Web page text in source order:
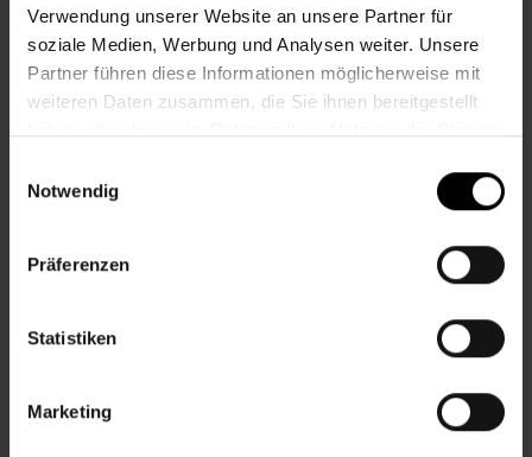
Verwendung unserer Website an unsere Partner für
soziale Medien, Werbung und Analysen weiter. Unsere
Partner führen diese Informationen möglicherweise mit
weiteren Daten zusammen, die Sie ihnen bereitgestellt
Notwendig
Präferenzen
Statistiken
Marketing
Kontakt
7., Schottenfeldgasse 29, Eingang 2
nbz7@wiener.hilfswerk.at
Nachbarschaftszentren
U6 – Westbahnhof / Burggasse